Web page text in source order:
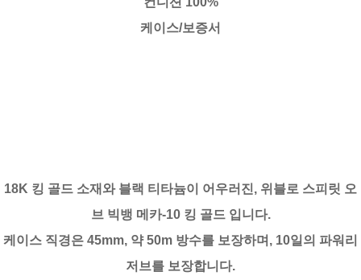
케이스/보증서
18K 킹 골드 소재와 블랙 티타늄이 어우러진, 위블로 스피릿 오
브 빅뱅 메카-10 킹 골드 입니다.
케이스 직경은 45mm, 약 50m 방수를 보장하며, 10일의 파워리
저브를 보장합니다.